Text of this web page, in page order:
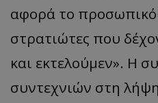
αφορά το
στρατιώτες που
και εκτελούμεν». Η
συντεχνιών στη